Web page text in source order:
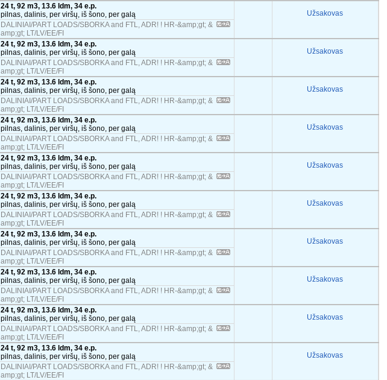
24 t, 92 m3, 13.6 ldm, 34 e.p.
pilnas, dalinis, per viršų, iš šono, per galą
Užsakovas
DALINIAI/PART LOADS/SBORKA and FTL, ADR! ! HR-&amp;gt; &
amp;gt; LT/LV/EE/FI
24 t, 92 m3, 13.6 ldm, 34 e.p.
pilnas, dalinis, per viršų, iš šono, per galą
Užsakovas
DALINIAI/PART LOADS/SBORKA and FTL, ADR! ! HR-&amp;gt; &
amp;gt; LT/LV/EE/FI
24 t, 92 m3, 13.6 ldm, 34 e.p.
pilnas, dalinis, per viršų, iš šono, per galą
Užsakovas
DALINIAI/PART LOADS/SBORKA and FTL, ADR! ! HR-&amp;gt; &
amp;gt; LT/LV/EE/FI
24 t, 92 m3, 13.6 ldm, 34 e.p.
pilnas, dalinis, per viršų, iš šono, per galą
Užsakovas
DALINIAI/PART LOADS/SBORKA and FTL, ADR! ! HR-&amp;gt; &
amp;gt; LT/LV/EE/FI
24 t, 92 m3, 13.6 ldm, 34 e.p.
pilnas, dalinis, per viršų, iš šono, per galą
Užsakovas
DALINIAI/PART LOADS/SBORKA and FTL, ADR! ! HR-&amp;gt; &
amp;gt; LT/LV/EE/FI
24 t, 92 m3, 13.6 ldm, 34 e.p.
pilnas, dalinis, per viršų, iš šono, per galą
Užsakovas
DALINIAI/PART LOADS/SBORKA and FTL, ADR! ! HR-&amp;gt; &
amp;gt; LT/LV/EE/FI
24 t, 92 m3, 13.6 ldm, 34 e.p.
pilnas, dalinis, per viršų, iš šono, per galą
Užsakovas
DALINIAI/PART LOADS/SBORKA and FTL, ADR! ! HR-&amp;gt; &
amp;gt; LT/LV/EE/FI
24 t, 92 m3, 13.6 ldm, 34 e.p.
pilnas, dalinis, per viršų, iš šono, per galą
Užsakovas
DALINIAI/PART LOADS/SBORKA and FTL, ADR! ! HR-&amp;gt; &
amp;gt; LT/LV/EE/FI
24 t, 92 m3, 13.6 ldm, 34 e.p.
pilnas, dalinis, per viršų, iš šono, per galą
Užsakovas
DALINIAI/PART LOADS/SBORKA and FTL, ADR! ! HR-&amp;gt; &
amp;gt; LT/LV/EE/FI
24 t, 92 m3, 13.6 ldm, 34 e.p.
pilnas, dalinis, per viršų, iš šono, per galą
Užsakovas
DALINIAI/PART LOADS/SBORKA and FTL, ADR! ! HR-&amp;gt; &
amp;gt; LT/LV/EE/FI